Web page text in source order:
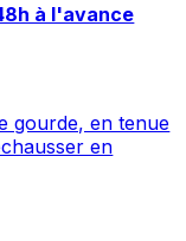
à l'avance
gourde, en tenue
en